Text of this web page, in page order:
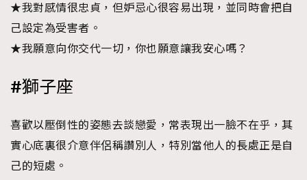
★我對感情很忠貞，但妒忌心很容易出現，並同時會把自
己設定為受害者。
★我願意向你交代一切，你也願意讓我安心嗎？
#獅子座
喜歡以壓倒性的姿態去談戀愛，常表現出一臉不在乎，其
實心底裏很介意伴侶稱讚別人，特別當他人的長處正是自
己的短處。